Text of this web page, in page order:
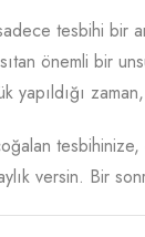
tesbihi bir
önemli bir
yapıldığı
tesbihinize,
versin. Bir